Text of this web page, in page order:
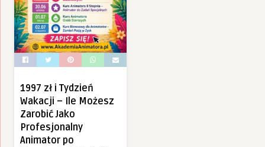
1997 zł i Tydzień
Wakacji – Ile Możesz
Zarobić Jako
Profesjonalny
Animator po